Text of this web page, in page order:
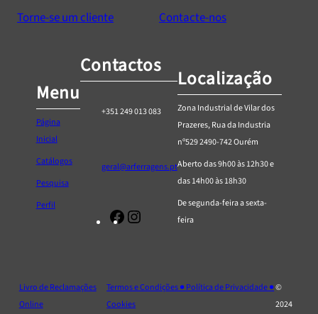
Torne-se um cliente Contacte-nos
Menu
Página
Inicial
Catálogos
Pesquisa
Perfil
Contactos
+351 249 013 083
geral@arferragens.pt
Facebook
AR
Localização
Zona Industrial de Vilar dos
Prazeres, Rua da Industria
nº529 2490-742 Ourém
Aberto das 9h00 às 12h30 e
das 14h00 às 18h30
De segunda-feira a sexta-
feira
Livro de Reclamações
Online
Termos e Condições ● Política de Privacidade ●
Cookies
©
2024